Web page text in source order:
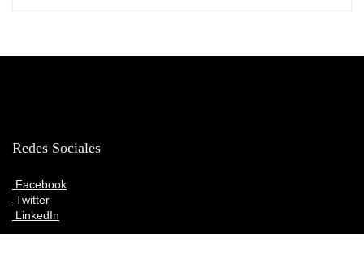
Redes Sociales
Facebook
Twitter
LinkedIn